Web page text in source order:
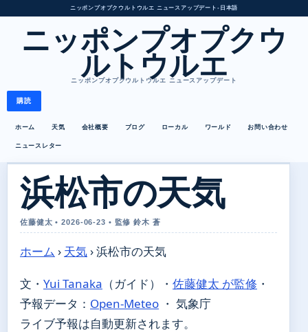
ニッポンプオプクウルトウルエ ニュースアップデート • 日本語
ニッポンプオプクウ
ルトウルエ
ニッポンプオプクウルトウルエ ニュースアップデート
購読
ホーム 天気 会社概要 ブログ ローカル ワールド お問い合わせ
ニュースレター
浜松市の天気
佐藤健太 • 2026-06-23 • 監修 鈴木 蒼
ホーム › 天気›浜松市の天気
文・ Yui Tanaka （ガイド） ・ 佐藤健太 が監修 ・
予報データ： Open-Meteo ・ 気象庁
ライブ予報は自動更新されます。